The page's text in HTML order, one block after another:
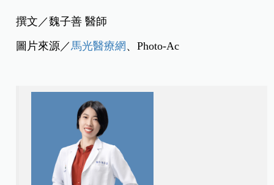
撰文／魏子善 醫師
圖片來源／ 馬光醫療網、Photo-Ac